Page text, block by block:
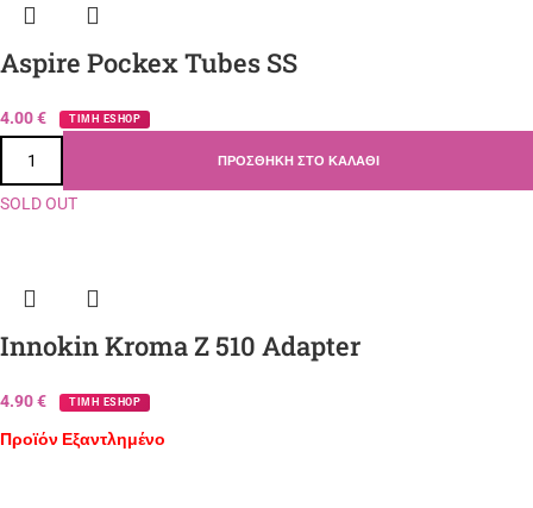
Aspire Pockex Tubes SS
4.00€ ΤΙΜΗ ESHOP
ΠΡΟΣΘΉΚΗ ΣΤΟ ΚΑΛΆΘΙ
SOLD OUT
Innokin Kroma Z 510 Adapter
4.90€ ΤΙΜΗ ESHOP
Προϊόν Εξαντλημένο